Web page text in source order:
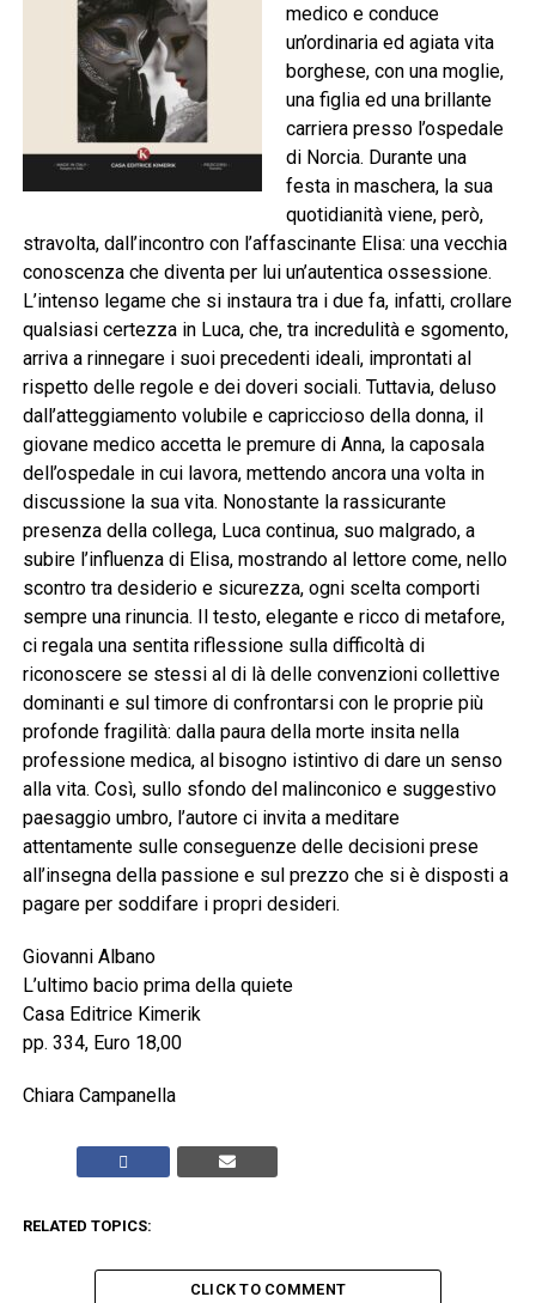
medico e conduce
un’ordinaria ed agiata vita
borghese, con una moglie,
una figlia ed una brillante
carriera presso l’ospedale
di Norcia. Durante una
festa in maschera, la sua
quotidianità viene, però,
stravolta, dall’incontro con l’affascinante Elisa: una vecchia
conoscenza che diventa per lui un’autentica ossessione.
L’intenso legame che si instaura tra i due fa, infatti, crollare
qualsiasi certezza in Luca, che, tra incredulità e sgomento,
arriva a rinnegare i suoi precedenti ideali, improntati al
rispetto delle regole e dei doveri sociali. Tuttavia, deluso
dall’atteggiamento volubile e capriccioso della donna, il
giovane medico accetta le premure di Anna, la caposala
dell’ospedale in cui lavora, mettendo ancora una volta in
discussione la sua vita. Nonostante la rassicurante
presenza della collega, Luca continua, suo malgrado, a
subire l’influenza di Elisa, mostrando al lettore come, nello
scontro tra desiderio e sicurezza, ogni scelta comporti
sempre una rinuncia. Il testo, elegante e ricco di metafore,
ci regala una sentita riflessione sulla difficoltà di
riconoscere se stessi al di là delle convenzioni collettive
dominanti e sul timore di confrontarsi con le proprie più
profonde fragilità: dalla paura della morte insita nella
professione medica, al bisogno istintivo di dare un senso
alla vita. Così, sullo sfondo del malinconico e suggestivo
paesaggio umbro, l’autore ci invita a meditare
attentamente sulle conseguenze delle decisioni prese
all’insegna della passione e sul prezzo che si è disposti a
pagare per soddifare i propri desideri.
Giovanni Albano
L’ultimo bacio prima della quiete
Casa Editrice Kimerik
pp. 334, Euro 18,00
Chiara Campanella
RELATED TOPICS:
CLICK TO COMMENT